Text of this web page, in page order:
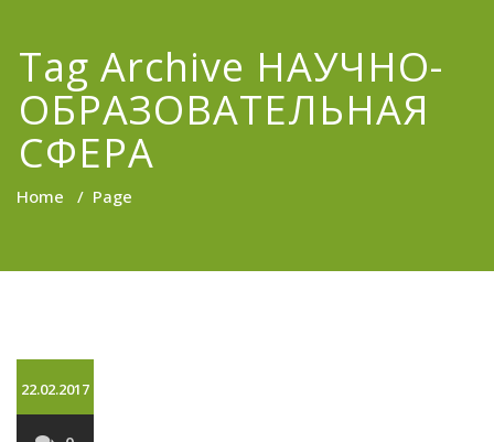
Tag Archive НАУЧНО-
ОБРАЗОВАТЕЛЬНАЯ
СФЕРА
Home / Page
22.02.2017